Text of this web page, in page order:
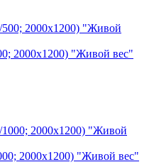
2000х1200) "Живой вес"
2000х1200) "Живой вес"